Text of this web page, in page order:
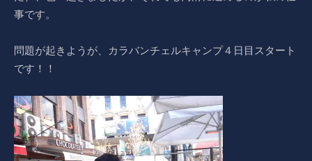
事です。
問題が起きようが、カラバンチェルキャンプ４日目スタート
です！！